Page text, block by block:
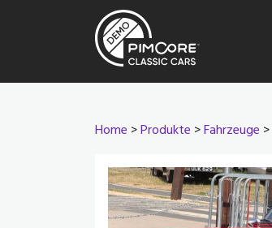
Home >Produkte >Fahrzeuge >